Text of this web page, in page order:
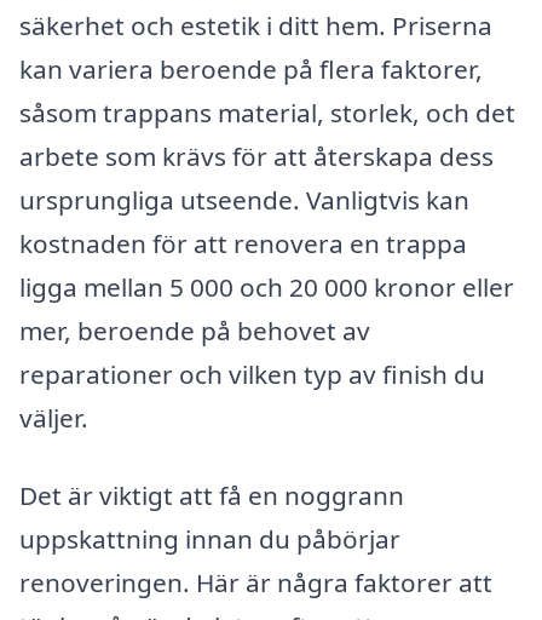
säkerhet och estetik i ditt hem. Priserna
kan variera beroende på flera faktorer,
såsom trappans material, storlek, och det
arbete som krävs för att återskapa dess
ursprungliga utseende. Vanligtvis kan
kostnaden för att renovera en trappa
ligga mellan 5 000 och 20 000 kronor eller
mer, beroende på behovet av
reparationer och vilken typ av finish du
väljer.
Det är viktigt att få en noggrann
uppskattning innan du påbörjar
renoveringen. Här är några faktorer att